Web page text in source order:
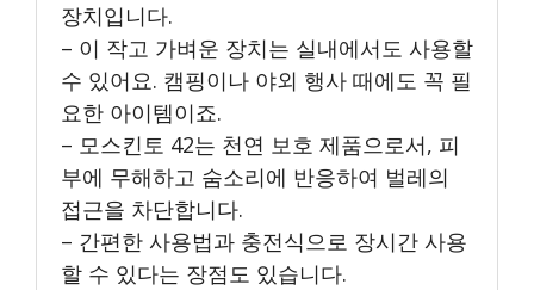
장치입니다.
– 이 작고 가벼운 장치는 실내에서도 사용할
수 있어요. 캠핑이나 야외 행사 때에도 꼭 필
요한 아이템이죠.
– 모스킨토 42는 천연 보호 제품으로서, 피
부에 무해하고 숨소리에 반응하여 벌레의
접근을 차단합니다.
– 간편한 사용법과 충전식으로 장시간 사용
할 수 있다는 장점도 있습니다.